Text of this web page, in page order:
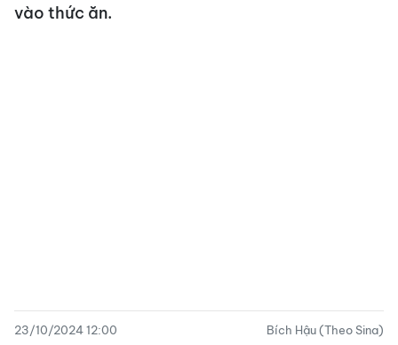
vào thức ăn.
23/10/2024 12:00 Bích Hậu (Theo Sina)